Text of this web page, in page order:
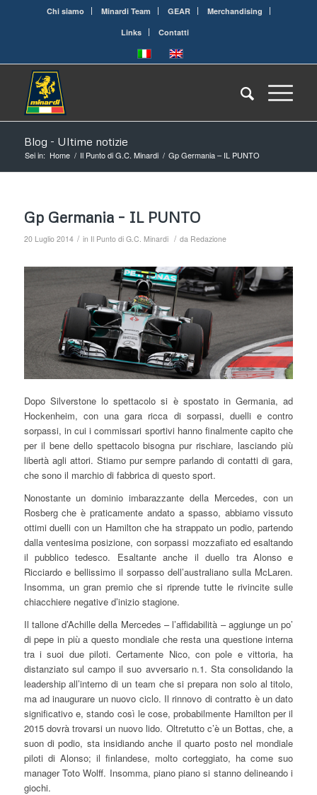
Chi siamo Minardi Team GEAR
Merchandising
Links
Contatti
Blog - Ultime notizie
Sei in: Home / Il Punto di G.C. Minardi / Gp Germania – IL PUNTO
Gp Germania – IL PUNTO
20 Luglio 2014 / in Il Punto di G.C. Minardi / da Redazione
Dopo Silverstone lo spettacolo si è spostato in Germania, ad
Hockenheim, con una gara ricca di sorpassi, duelli e contro
sorpassi, in cui i commissari sportivi hanno finalmente capito che
per il bene dello spettacolo bisogna pur rischiare, lasciando più
libertà agli attori. Stiamo pur sempre parlando di contatti di gara,
che sono il marchio di fabbrica di questo sport.
Nonostante un dominio imbarazzante della Mercedes, con un
Rosberg che è praticamente andato a spasso, abbiamo vissuto
ottimi duelli con un Hamilton che ha strappato un podio, partendo
dalla ventesima posizione, con sorpassi mozzafiato ed esaltando
il pubblico tedesco. Esaltante anche il duello tra Alonso e
Ricciardo e bellissimo il sorpasso dell’australiano sulla McLaren.
Insomma, un gran premio che si riprende tutte le rivincite sulle
chiacchiere negative d’inizio stagione.
Il tallone d’Achille della Mercedes – l’affidabilità – aggiunge un po’
di pepe in più a questo mondiale che resta una questione interna
tra i suoi due piloti. Certamente Nico, con pole e vittoria, ha
distanziato sul campo il suo avversario n.1. Sta consolidando la
leadership all’interno di un team che si prepara non solo al titolo,
ma ad inaugurare un nuovo ciclo. Il rinnovo di contratto è un dato
significativo e, stando così le cose, probabilmente Hamilton per il
2015 dovrà trovarsi un nuovo lido. Oltretutto c’è un Bottas, che, a
suon di podio, sta insidiando anche il quarto posto nel mondiale
piloti di Alonso; il finlandese, molto corteggiato, ha come suo
manager Toto Wolff. Insomma, piano piano si stanno delineando i
giochi.